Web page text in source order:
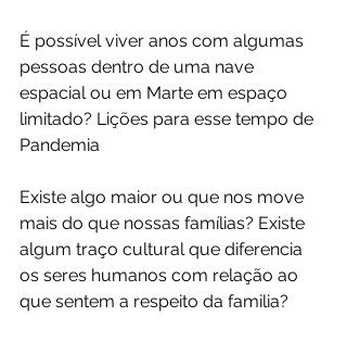
É possível viver anos com algumas
pessoas dentro de uma nave
espacial ou em Marte em espaço
limitado? Lições para esse tempo de
Pandemia
Existe algo maior ou que nos move
mais do que nossas famílias? Existe
algum traço cultural que diferencia
os seres humanos com relação ao
que sentem a respeito da familia?